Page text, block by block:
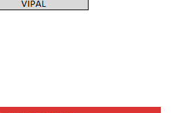
VIPAL X UND cantidad